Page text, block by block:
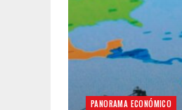
PANORAMA ECONÓMICO